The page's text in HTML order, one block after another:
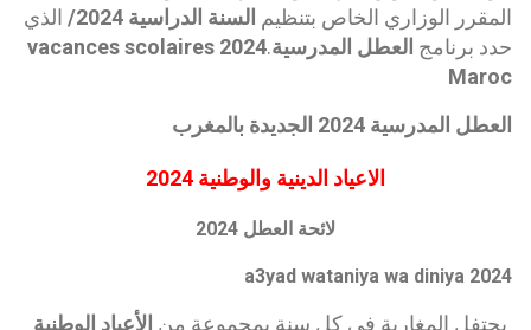
المقرر الوزاري الخاص بتنظيم السنة الدراسية 2024/
الذي
حدد برنامج العطل المدرسية.
vacances scolaires 2024
Maroc
العطل المدرسية 2024 الجديدة بالمغرب
الاعياد الدينية والوطنية 2024
لائحة العطل 2024
a3yad wataniya wa diniya 2024
يحتفل المغاربة في كل سنة بمجموعة من الأعياد الوطنية